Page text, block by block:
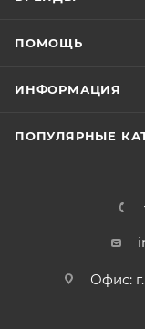
ПОМОЩЬ
ИНФОРМАЦИЯ
ПОПУЛЯРНЫЕ
Офис: